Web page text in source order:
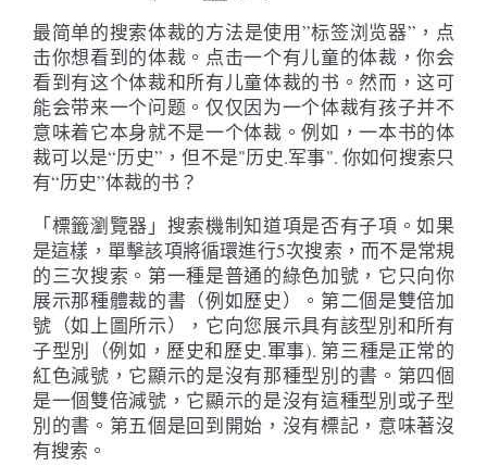
最简单的搜索体裁的方法是使用”标签浏览器”，点
击你想看到的体裁。点击一个有儿童的体裁，你会
看到有这个体裁和所有儿童体裁的书。然而，这可
能会带来一个问题。仅仅因为一个体裁有孩子并不
意味着它本身就不是一个体裁。例如，一本书的体
裁可以是“历史”，但不是"历史.军事". 你如何搜索只
有“历史”体裁的书？
「標籤瀏覽器」搜索機制知道項是否有子項。如果
是這樣，單擊該項將循環進行5次搜索，而不是常規
的三次搜索。第一種是普通的綠色加號，它只向你
展示那種體裁的書（例如歷史）。第二個是雙倍加
號（如上圖所示），它向您展示具有該型別和所有
子型別（例如，歷史和歷史.軍事). 第三種是正常的
紅色減號，它顯示的是沒有那種型別的書。第四個
是一個雙倍減號，它顯示的是沒有這種型別或子型
別的書。第五個是回到開始，沒有標記，意味著沒
有搜索。